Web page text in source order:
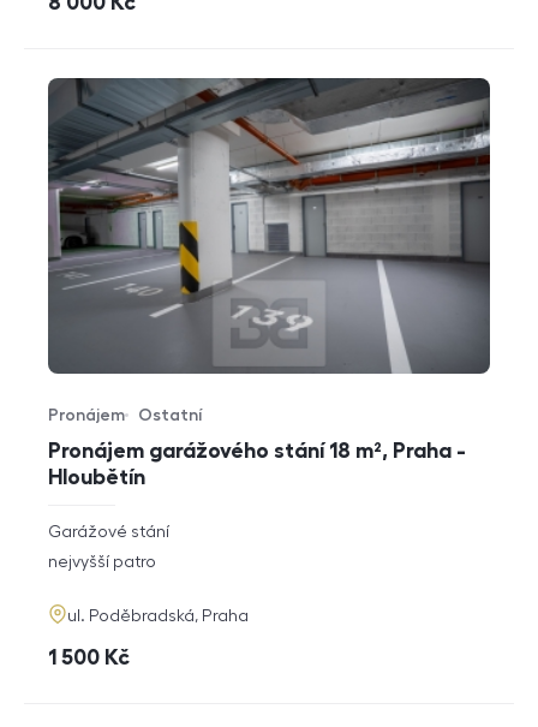
Pronájem garážového stání 18 m², Praha -
Hloubětín
Typ nabídky
Pronájem
Typ nemovitosti
Ostatní
rozměry
dispozice
Garážové stání
funkce
nejvyšší patro
adresa
ul. Poděbradská, Praha
cena
1 500 Kč